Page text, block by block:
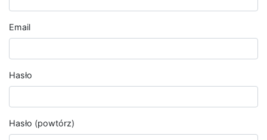
Email
Hasło
Hasło (powtórz)